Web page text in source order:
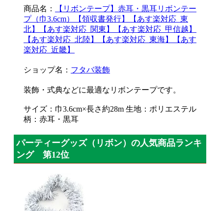
商品名：
【リボンテープ】赤耳・黒耳リボンテー
プ（巾3.6cm）【領収書発行】【あす楽対応_東
北】【あす楽対応_関東】【あす楽対応_甲信越】
【あす楽対応_北陸】【あす楽対応_東海】【あす
楽対応_近畿】
ショップ名： フタバ装飾
装飾・式典などに最適なリボンテープです。
サイズ：巾3.6cm×長さ約28m 生地：ポリエステル
柄：赤耳・黒耳
パーティーグッズ（リボン）の人気商品ランキ
ング 第12位